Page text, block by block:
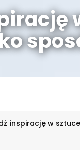
inspirację w